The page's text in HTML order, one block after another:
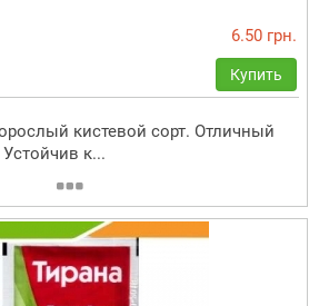
6.50 грн.
Купить
кистевой сорт. Отличный
к...